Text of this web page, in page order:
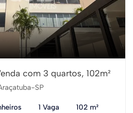
com 3 quartos, 102m²
SP
1 Vaga 102 m²